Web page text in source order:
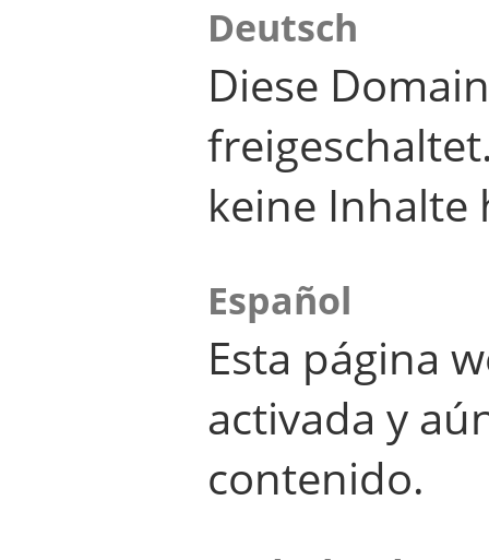
Deutsch
Diese
keine Inhalte
Español
Esta página
activada y
contenido.